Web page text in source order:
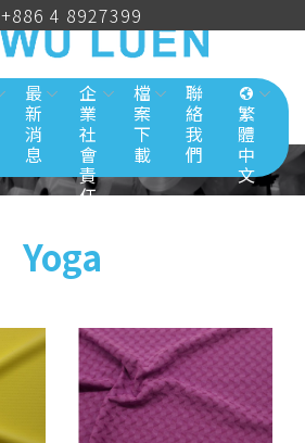
最
新
消
息
企
業
社
會
責
任
檔
案
下
載
聯
絡
我
們
繁
體
中
文
Yoga
+886 4 8927399